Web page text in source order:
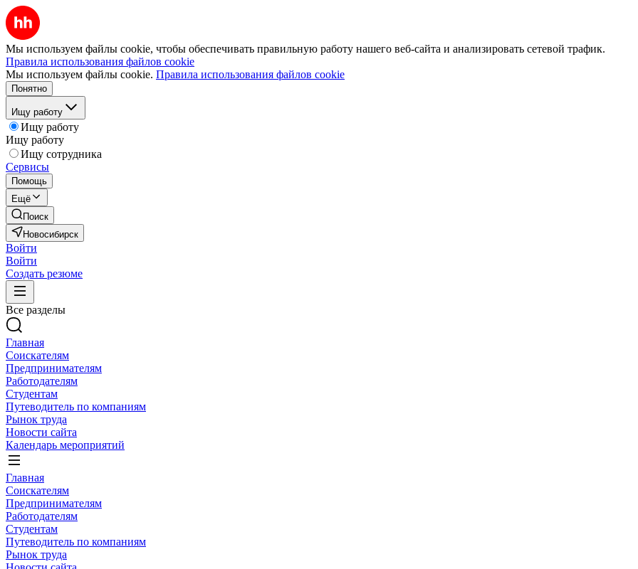
Мы используем файлы cookie, чтобы обеспечивать правильную работу нашего веб-сайта и анализировать сетевой трафик.
Правила использования файлов cookie
Мы используем файлы cookie. Правила использования файлов cookie
Понятно
Ищу работу
Ищу работу
Ищу работу
Ищу сотрудника
Сервисы
Помощь
Ещё
Поиск
Новосибирск
Войти
Войти
Создать резюме
Все разделы
Главная
Соискателям
Предпринимателям
Работодателям
Студентам
Путеводитель по компаниям
Рынок труда
Новости сайта
Календарь мероприятий
Главная
Соискателям
Предпринимателям
Работодателям
Студентам
Путеводитель по компаниям
Рынок труда